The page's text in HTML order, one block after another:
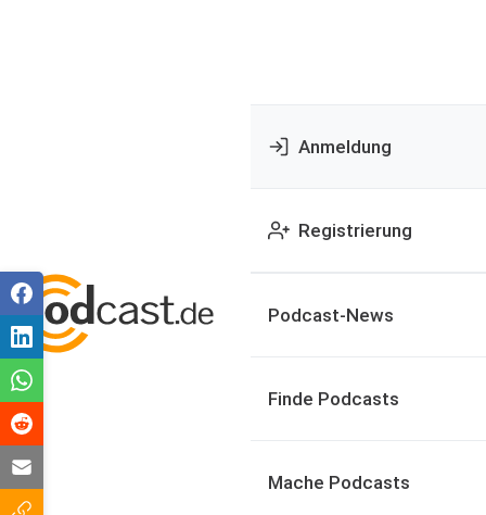
Anmeldung
Registrierung
Podcast-News
Finde Podcasts
Mache Podcasts